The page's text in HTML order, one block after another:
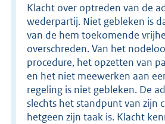
Klacht over optreden van de
wederpartij. Niet gebleken is
van de hem toekomende
overschreden. Van het
procedure, het opzetten van
en het niet meewerken aan
regeling is niet gebleken. De
slechts het standpunt van zijn
hetgeen zijn taak is. Klacht